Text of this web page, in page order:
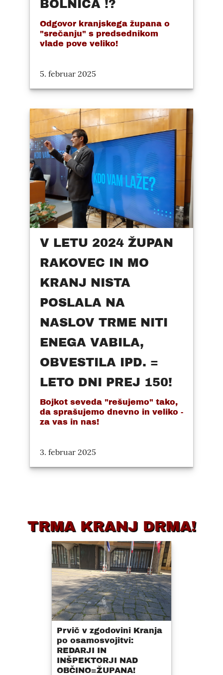
BOLNICA !?
Odgovor kranjskega župana o
"srečanju" s predsednikom
vlade pove veliko!
5. februar 2025
V LETU 2024 ŽUPAN
RAKOVEC IN MO
KRANJ NISTA
POSLALA NA
NASLOV TRME NITI
ENEGA VABILA,
OBVESTILA IPD. =
LETO DNI PREJ 150!
Bojkot seveda "rešujemo" tako,
da sprašujemo dnevno in veliko -
za vas in nas!
3. februar 2025
TRMA KRANJ DRMA!
Prvič v zgodovini Kranja
po osamosvojitvi:
REDARJI IN
INŠPEKTORJI NAD
OBČINO=ŽUPANA!